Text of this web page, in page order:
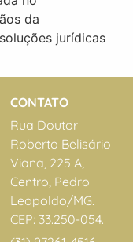
da
jurídicas
CONTATO
Rua Doutor
Roberto Belisário
Viana, 225 A,
Centro, Pedro
Leopoldo/MG.
CEP: 33.250-054.